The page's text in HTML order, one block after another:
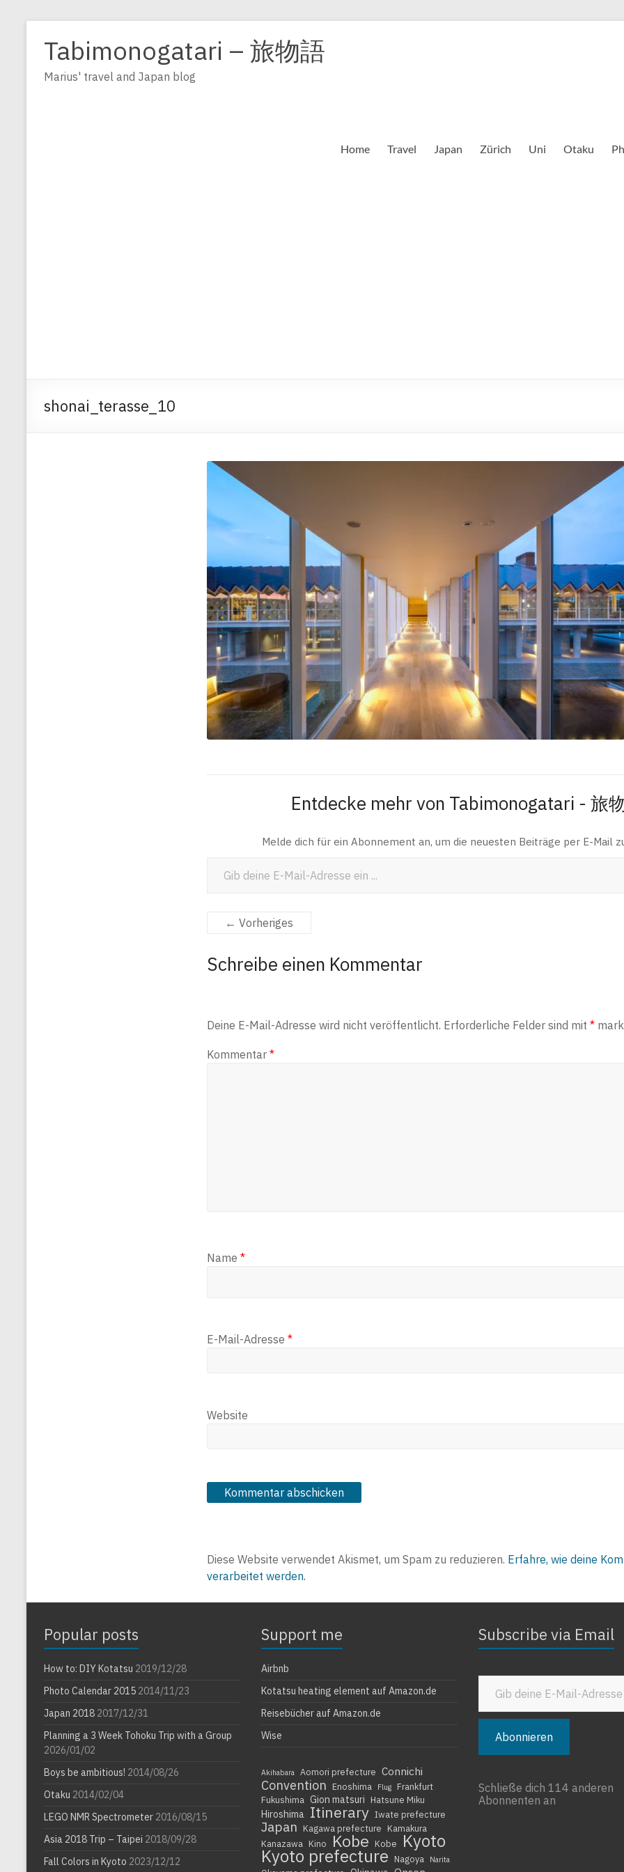
Inhalt
springen
Tabimonogatari – 旅物語
Marius' travel and Japan blog
Home Travel Japan Zürich Uni Otaku
shonai_terasse_10
Entdecke mehr von Tabimonogatari - 旅
Melde dich für ein Abonnement an, um die neuesten Beiträge per E-Mail
← Vorheriges
Schreibe einen Kommentar
Deine E-Mail-Adresse wird nicht veröffentlicht. Erforderliche Felder sind mit *
Kommentar *
Name *
E-Mail-Adresse *
Website
Diese Website verwendet Akismet, um Spam zu reduzieren. Erfahre, wie deine
verarbeitet werden.
Popular posts
How to: DIY Kotatsu 2019/12/28
Photo Calendar 2015 2014/11/23
Japan 2018 2017/12/31
Planning a 3 Week Tohoku Trip with a Group
2026/01/02
Boys be ambitious! 2014/08/26
Otaku 2014/02/04
LEGO NMR Spectrometer 2016/08/15
Asia 2018 Trip – Taipei 2018/09/28
Fall Colors in Kyoto 2023/12/12
Support me
Airbnb
Kotatsu heating element auf Amazon.de
Reisebücher auf Amazon.de
Wise
Akihabara Aomori prefecture Connichi
Convention Enoshima Flug
Frankfurt
Fukushima Gion matsuri Hatsune Miku
Hiroshima Itinerary Iwate prefecture
Japan Kagawa prefecture
Kamakura
Kanazawa
Kino Kobe Kobe Kyoto
Kyoto prefecture Nagoya Narita
Subscribe via Email
Gib deine E-Mail-Adresse ein ...
Abonnieren
Schließe dich 114 anderen
Abonnenten an